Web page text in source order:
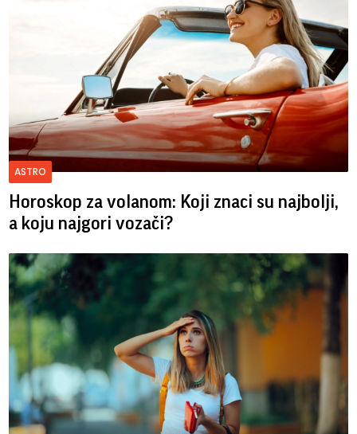
ASTRO
Horoskop za volanom: Koji znaci su najbolji,
a koju najgori vozači?